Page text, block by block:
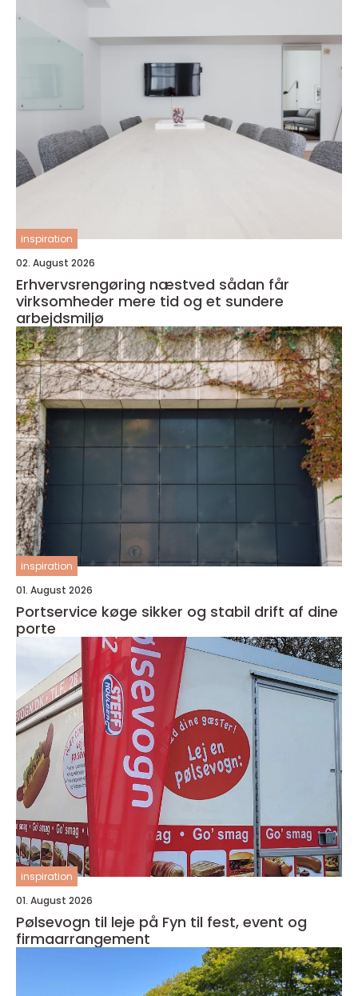
inspiration
02. August 2026
Erhvervsrengøring næstved sådan får
virksomheder mere tid og et sundere
arbejdsmiljø
inspiration
01. August 2026
Portservice køge sikker og stabil drift af dine
porte
inspiration
01. August 2026
Pølsevogn til leje på Fyn til fest, event og
firmaarrangement